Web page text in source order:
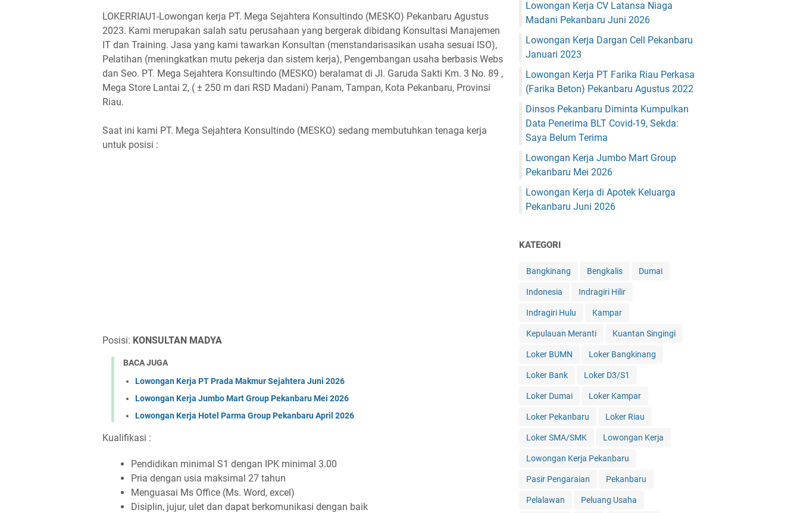
LOKERRIAU1-Lowongan kerja PT. Mega Sejahtera Konsultindo (MESKO) Pekanbaru Agustus
2023. Kami merupakan salah satu perusahaan yang bergerak dibidang Konsultasi Manajemen
IT dan Training. Jasa yang kami tawarkan Konsultan (menstandarisasikan usaha sesuai ISO),
Pelatihan (meningkatkan mutu pekerja dan sistem kerja), Pengembangan usaha berbasis Webs
dan Seo. PT. Mega Sejahtera Konsultindo (MESKO) beralamat di Jl. Garuda Sakti Km. 3 No. 89 ,
Mega Store Lantai 2, ( ± 250 m dari RSD Madani) Panam, Tampan, Kota Pekanbaru, Provinsi
Riau.
Saat ini kami PT. Mega Sejahtera Konsultindo (MESKO) sedang membutuhkan tenaga kerja
untuk posisi :
Posisi: KONSULTAN MADYA
BACA JUGA
Lowongan Kerja PT Prada Makmur Sejahtera Juni 2026
Lowongan Kerja Jumbo Mart Group Pekanbaru Mei 2026
Lowongan Kerja Hotel Parma Group Pekanbaru April 2026
Kualifikasi :
Pendidikan minimal S1 dengan IPK minimal 3.00
Pria dengan usia maksimal 27 tahun
Menguasai Ms Office (Ms. Word, excel)
Disiplin, jujur, ulet dan dapat berkomunikasi dengan baik
Lowongan Kerja CV Latansa Niaga
Madani Pekanbaru Juni 2026
Lowongan Kerja Dargan Cell Pekanbaru
Januari 2023
Lowongan Kerja PT Farika Riau Perkasa
(Farika Beton) Pekanbaru Agustus 2022
Dinsos Pekanbaru Diminta Kumpulkan
Data Penerima BLT Covid-19, Sekda:
Saya Belum Terima
Lowongan Kerja Jumbo Mart Group
Pekanbaru Mei 2026
Lowongan Kerja di Apotek Keluarga
Pekanbaru Juni 2026
KATEGORI
Bangkinang Bengkalis Dumai
Indonesia Indragiri Hilir
Indragiri Hulu Kampar
Kepulauan Meranti Kuantan Singingi
Loker BUMN Loker Bangkinang
Loker Bank Loker D3/S1
Loker Dumai Loker Kampar
Loker Pekanbaru Loker Riau
Loker SMA/SMK Lowongan Kerja
Lowongan Kerja Pekanbaru
Pasir Pengaraian Pekanbaru
Pelalawan Peluang Usaha